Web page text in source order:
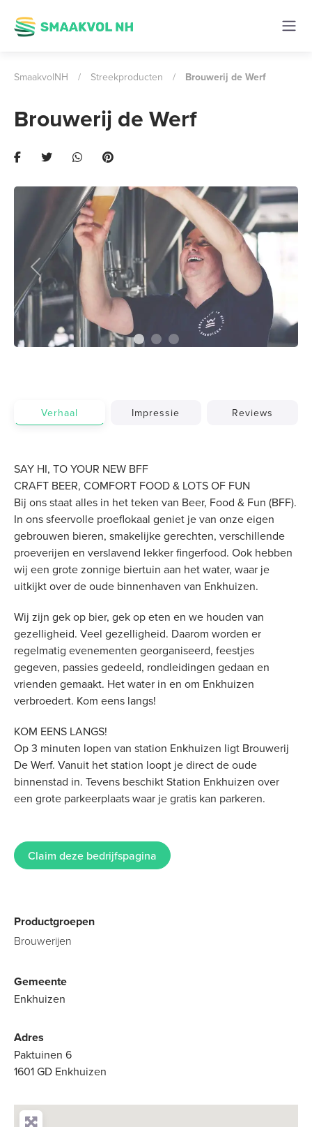
SmaakvolNH / Streekproducten / Brouwerij de Werf
Brouwerij de Werf
Previous
Verhaal Impressie Reviews
SAY HI, TO YOUR NEW BFF
CRAFT BEER, COMFORT FOOD & LOTS OF FUN
Bij ons staat alles in het teken van Beer, Food & Fun (BFF).
In ons sfeervolle proeflokaal geniet je van onze eigen
gebrouwen bieren, smakelijke gerechten, verschillende
proeverijen en verslavend lekker fingerfood. Ook hebben
wij een grote zonnige biertuin aan het water, waar je
uitkijkt over de oude binnenhaven van Enkhuizen.
Wij zijn gek op bier, gek op eten en we houden van
gezelligheid. Veel gezelligheid. Daarom worden er
regelmatig evenementen georganiseerd, feestjes
gegeven, passies gedeeld, rondleidingen gedaan en
vrienden gemaakt. Het water in en om Enkhuizen
verbroedert. Kom eens langs!
KOM EENS LANGS!
Op 3 minuten lopen van station Enkhuizen ligt Brouwerij
De Werf. Vanuit het station loopt je direct de oude
binnenstad in. Tevens beschikt Station Enkhuizen over
een grote parkeerplaats waar je gratis kan parkeren.
Claim deze bedrijfspagina
Productgroepen
Brouwerijen
Gemeente
Enkhuizen
Adres
Paktuinen 6
1601 GD Enkhuizen